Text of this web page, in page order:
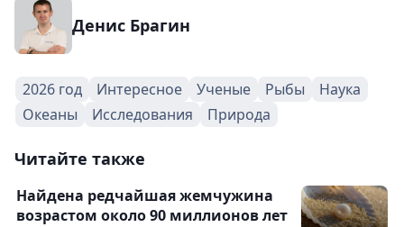
Денис Брагин
2026 год Интересное Ученые Рыбы
Наука
Океаны
Исследования Природа
Читайте также
Найдена редчайшая жемчужина
возрастом около 90 миллионов лет